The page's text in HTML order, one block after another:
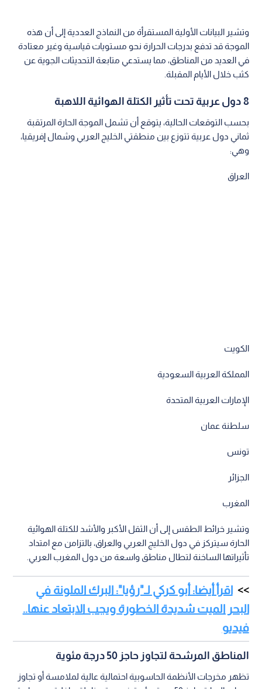
وتشير البيانات الأولية المستقرأة من النماذج العددية إلى أن هذه
الموجة قد تدفع بدرجات الحرارة نحو مستويات قياسية وغير معتادة
في العديد من المناطق، مما يستدعي متابعة التحديثات الجوية عن
كثب خلال الأيام المقبلة.
8 دول عربية تحت تأثير الكتلة الهوائية اللاهبة
بحسب التوقعات الحالية، يتوقع أن تشمل الموجة الحارة المرتقبة
ثماني دول عربية تتوزع بين منطقتي الخليج العربي وشمال إفريقيا،
وهي:
العراق
الكويت
المملكة العربية السعودية
الإمارات العربية المتحدة
سلطنة عمان
تونس
الجزائر
المغرب
وتشير خرائط الطقس إلى أن الثقل الأكبر والأشد للكتلة الهوائية
الحارة سيتركز في دول الخليج العربي والعراق، بالتزامن مع امتداد
تأثيراتها الساخنة لتطال مناطق واسعة من دول المغرب العربي.
اقرأ أيضا: أبو كركي لـ"رؤيا": البرك الملونة في
البحر الميت شديدة الخطورة ويجب الابتعاد عنها..
فيديو
المناطق المرشحة لتجاوز حاجز 50 درجة مئوية
تظهر مخرجات الأنظمة الحاسوبية احتمالية عالية لملامسة أو تجاوز